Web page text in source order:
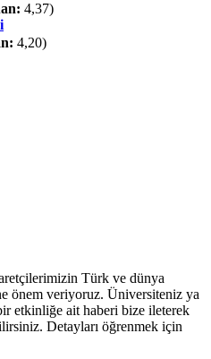
4,37)
4,20)
Türk ve dünya
önem veriyoruz. Üniversiteniz ya
etkinliğe ait haberi bize ileterek
Detayları öğrenmek için